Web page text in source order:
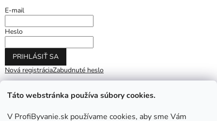
Táto webstránka používa súbory cookies.
V ProfiByvanie.sk používame cookies, aby sme Vám
E-mail
Heslo
PRIHLÁSIŤ SA
Nová registráciaZabudnuté heslo